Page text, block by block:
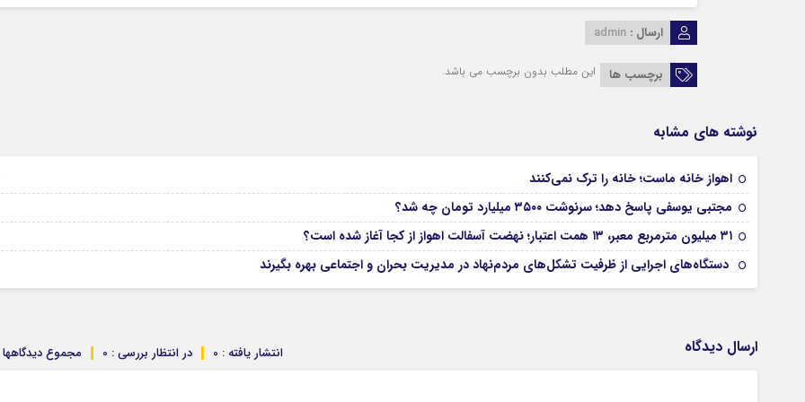
ارسال : admin
برچسب ها این مطلب بدون برچسب می باشد.
نوشته های مشابه
اهواز خانه ماست؛ خانه را ترک نمی‌کنند
مجتبی یوسفی پاسخ دهد؛ سرنوشت ۳۵۰۰ میلیارد تومان چه شد؟
۳۱ میلیون مترمربع معبر، ۱۳ همت اعتبار؛ نهضت آسفالت اهواز از کجا آغاز شده است؟
دستگاه‌های اجرایی از ظرفیت تشکل‌های مردم‌نهاد در مدیریت بحران و اجتماعی بهره بگیرند
ارسال دیدگاه مجموع دیدگاهها : در انتظار بررسی : 0 انتشار یافته : 0